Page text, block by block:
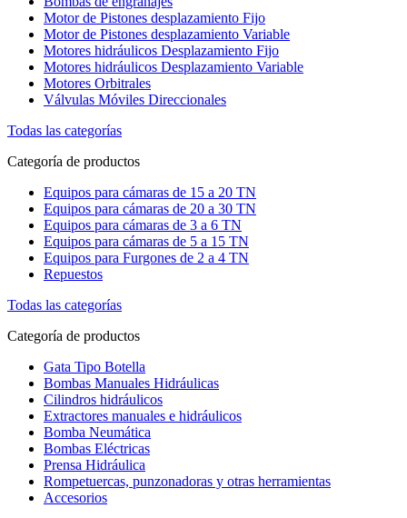
Motor de Pistones desplazamiento Fijo
Motor de Pistones desplazamiento Variable
Motores hidráulicos Desplazamiento Fijo
Motores hidráulicos Desplazamiento Variable
Motores Orbitrales
Válvulas Móviles Direccionales
Todas las categorías
Categoría de productos
Equipos para cámaras de 15 a 20 TN
Equipos para cámaras de 20 a 30 TN
Equipos para cámaras de 3 a 6 TN
Equipos para cámaras de 5 a 15 TN
Equipos para Furgones de 2 a 4 TN
Repuestos
Todas las categorías
Categoría de productos
Gata Tipo Botella
Bombas Manuales Hidráulicas
Cilindros hidráulicos
Extractores manuales e hidráulicos
Bomba Neumática
Bombas Eléctricas
Prensa Hidráulica
Rompetuercas, punzonadoras y otras herramientas
Accesorios